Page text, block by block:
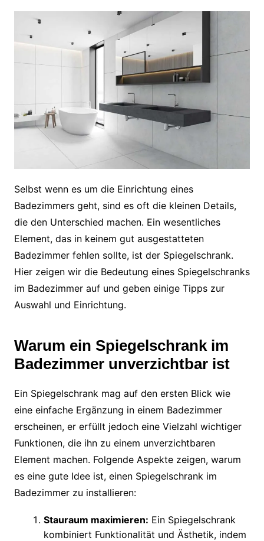
Selbst wenn es um die Einrichtung eines
Badezimmers geht, sind es oft die kleinen Details,
die den Unterschied machen. Ein wesentliches
Element, das in keinem gut ausgestatteten
Badezimmer fehlen sollte, ist der Spiegelschrank.
Hier zeigen wir die Bedeutung eines Spiegelschranks
im Badezimmer auf und geben einige Tipps zur
Auswahl und Einrichtung.
Warum ein Spiegelschrank im
Badezimmer unverzichtbar ist
Ein Spiegelschrank mag auf den ersten Blick wie
eine einfache Ergänzung in einem Badezimmer
erscheinen, er erfüllt jedoch eine Vielzahl wichtiger
Funktionen, die ihn zu einem unverzichtbaren
Element machen. Folgende Aspekte zeigen, warum
es eine gute Idee ist, einen Spiegelschrank im
Badezimmer zu installieren:
Stauraum maximieren: Ein Spiegelschrank
kombiniert Funktionalität und Ästhetik, indem